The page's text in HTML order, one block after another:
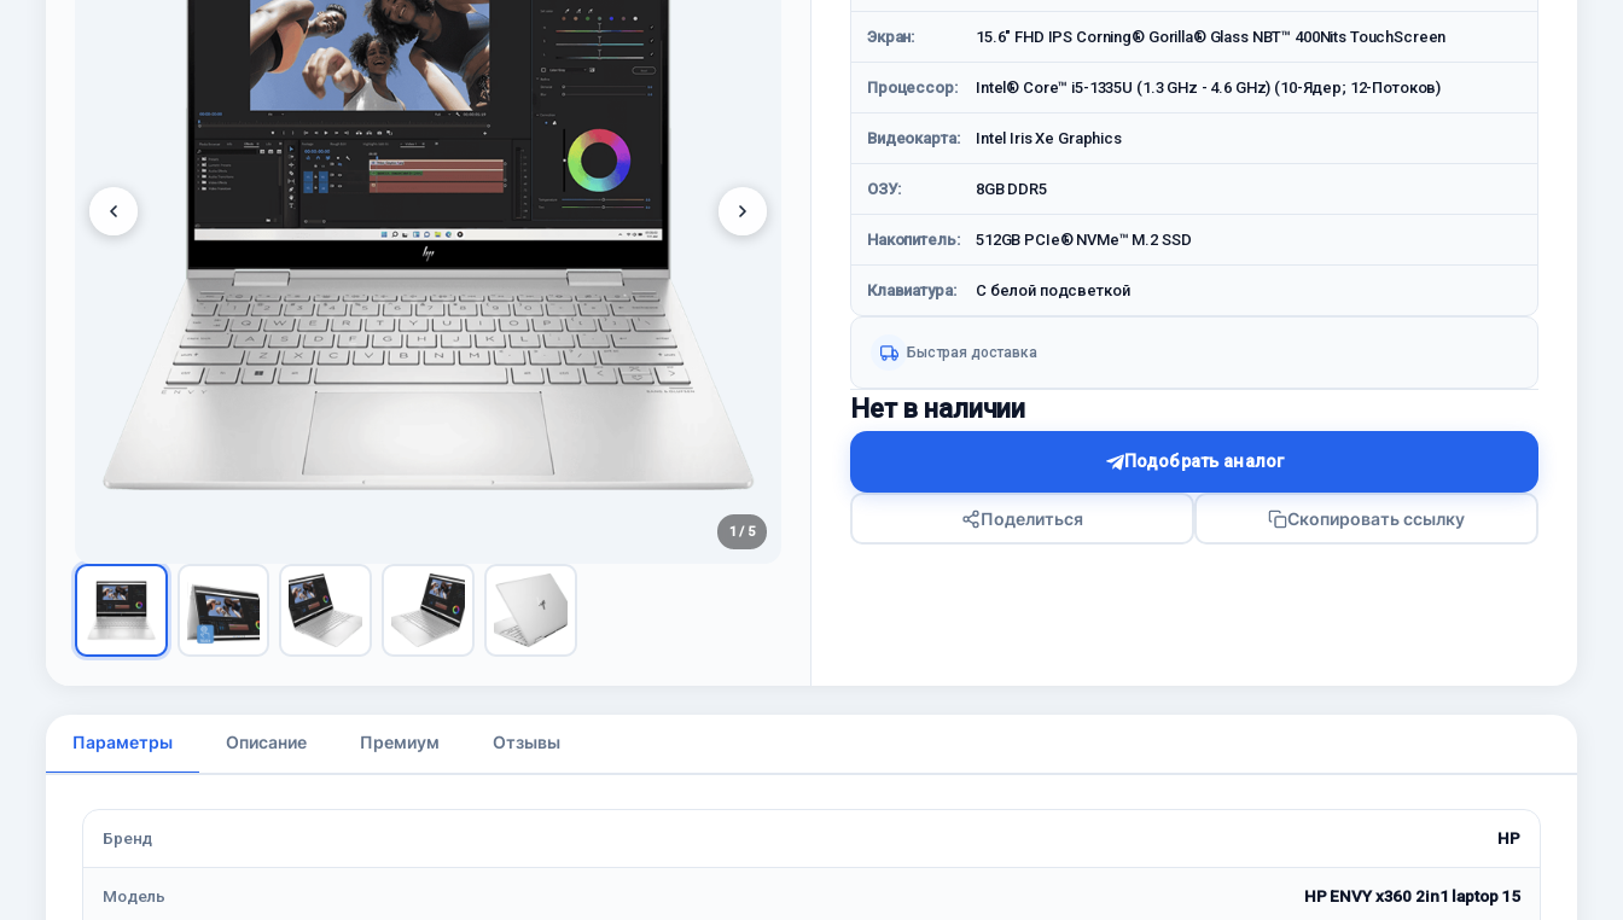
1 / 5
Экран: 15.6" FHD IPS Corning® Gorilla® Glass NBT™ 400Nits TouchScreen
Процессор: Intel® Core™ i5-1335U (1.3 GHz - 4.6 GHz) (10-Ядeр; 12-Потоков)
Видеокарта: Intel Iris Xe Graphics
ОЗУ: 8GB DDR5
Накопитель: 512GB PCIe® NVMe™ M.2 SSD
Клавиатура: С белой подсветкой
Быстрая доставка
Нет в наличии
Подобрать аналог
Поделиться Скопировать ссылку
Параметры Описание Премиум Отзывы
Бренд HP
Модель HP ENVY x360 2in1 laptop 15